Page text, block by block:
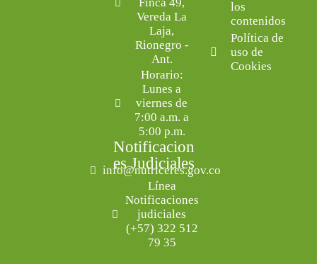
Finca 49,
Vereda La
Laja,
Rionegro -
Ant.
Horario:
Lunes a
viernes de
7:00 a.m. a
5:00 p.m.
Notificacion
es Judiciales
info@nutriceres.gov.co
Línea
Notificaciones
judiciales
(+57) 322 512
79 35
los
contenidos
Política de
uso de
Cookies